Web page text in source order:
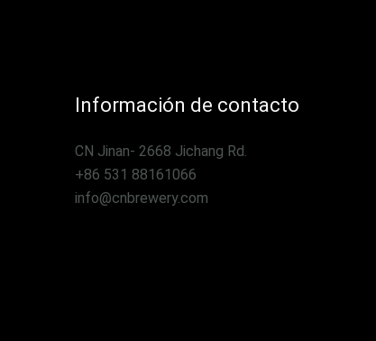
Información de contacto
CN Jinan- 2668 Jichang Rd.
+86 531 88161066
info@cnbrewery.com